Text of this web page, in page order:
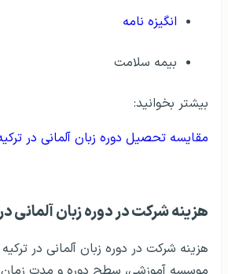
انگیزه‌ نامه
بیمه سلامت
بیشتر بخوانید:
مقایسه تحصیل دوره زبان آلمانی در
هزینه شرکت در دوره زبان آلمانی
هزینه شرکت در دوره زبان آلمانی در